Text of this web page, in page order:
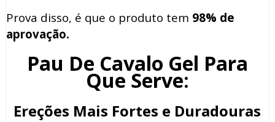
Prova disso, é que o produto tem 98% de
aprovação.
Pau De Cavalo Gel Para
Que Serve:
Ereções Mais Fortes e Duradouras